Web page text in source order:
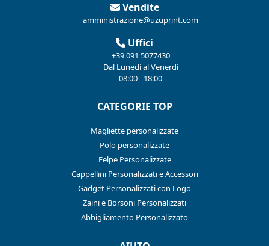
Vendite
amministrazione@uzuprint.com
Uffici
+39 091 5077430
Dal Lunedì al Venerdì
08:00 - 18:00
CATEGORIE TOP
Magliette personalizzate
Polo personalizzate
Felpe Personalizzate
Cappellini Personalizzati e Accessori
Gadget Personalizzati con Logo
Zaini e Borsoni Personalizzati
Abbigliamento Personalizzato